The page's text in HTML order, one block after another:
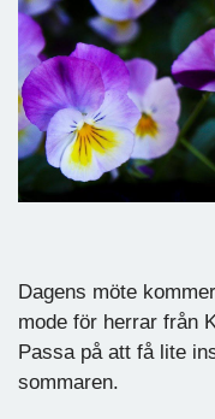
Dagens möte
mode för herrar från
Passa på att få lite
sommaren.